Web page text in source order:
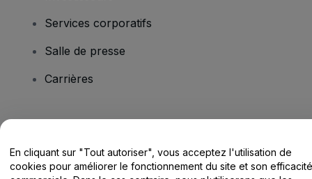
Services corporatifs
Salle de presse
Carrières
Centre d'assistance / Nous contacter
En cliquant sur "Tout autoriser", vous acceptez l'utilisation de
cookies pour améliorer le fonctionnement du site et son efficacité